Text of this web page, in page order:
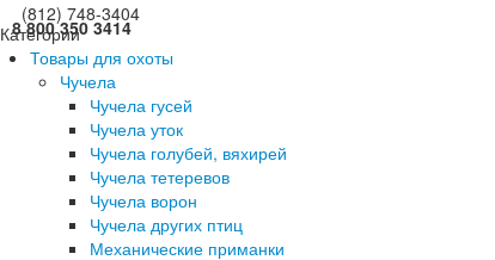
(812) 748-3404
8 800 350 3414
Категории
Товары для охоты
Чучела
Чучела гусей
Чучела уток
Чучела голубей, вяхирей
Чучела тетеревов
Чучела ворон
Чучела других птиц
Механические приманки